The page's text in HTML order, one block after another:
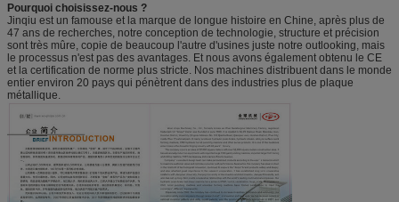
Pourquoi choisissez-nous ?
Jinqiu est un famouse et la marque de longue histoire en Chine, après plus de
47 ans de recherches, notre conception de technologie, structure et précision
sont très mûre, copie de beaucoup l'autre d'usines juste notre outlooking, mais
le processus n'est pas des avantages. Et nous avons également obtenu le CE
et la certification de norme plus stricte. Nos machines distribuent dans le monde
entier environ 20 pays qui pénètrent dans des industries plus de plaque
métallique.